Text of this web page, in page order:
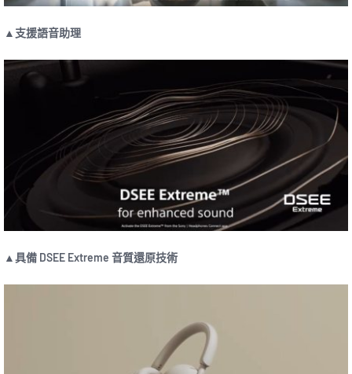
▲支援語音助理
▲具備 DSEE Extreme 音質還原技術